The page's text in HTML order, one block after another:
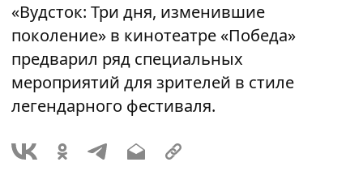
«Вудсток: Три дня, изменившие
поколение» в кинотеатре «Победа»
предварил ряд специальных
мероприятий для зрителей в стиле
легендарного фестиваля.